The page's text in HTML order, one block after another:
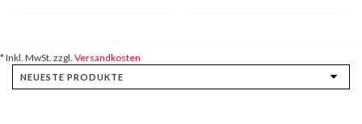
* Inkl. MwSt. zzgl. Versandkosten